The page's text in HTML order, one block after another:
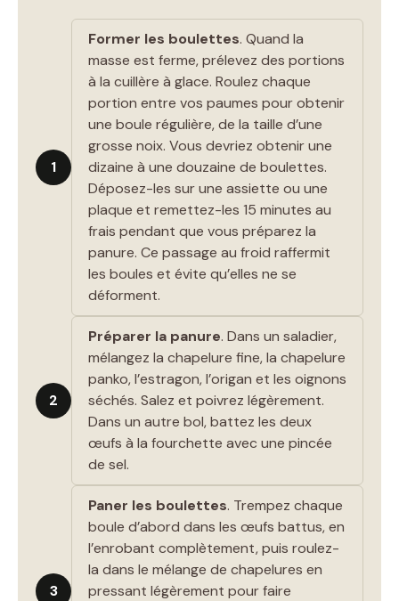
1
Former les boulettes. Quand la
masse est ferme, prélevez des portions
à la cuillère à glace. Roulez chaque
portion entre vos paumes pour obtenir
une boule régulière, de la taille d’une
grosse noix. Vous devriez obtenir une
dizaine à une douzaine de boulettes.
Déposez-les sur une assiette ou une
plaque et remettez-les 15 minutes au
frais pendant que vous préparez la
panure. Ce passage au froid raffermit
les boules et évite qu’elles ne se
déforment.
2
Préparer la panure. Dans un saladier,
mélangez la chapelure fine, la chapelure
panko, l’estragon, l’origan et les oignons
séchés. Salez et poivrez légèrement.
Dans un autre bol, battez les deux
œufs à la fourchette avec une pincée
de sel.
3
Paner les boulettes. Trempez chaque
boule d’abord dans les œufs battus, en
l’enrobant complètement, puis roulez-
la dans le mélange de chapelures en
pressant légèrement pour faire